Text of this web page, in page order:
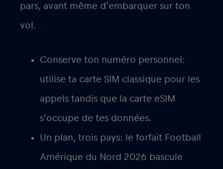
pars, avant même d’embarquer sur ton
vol.
Conserve ton numéro personnel:
utilise ta carte SIM classique pour les
appels tandis que la carte eSIM
s’occupe de tes données.
Un plan, trois pays: le forfait Football
Amérique du Nord 2026 bascule